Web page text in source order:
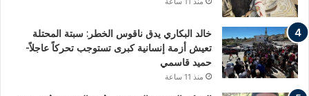
خالد البكاري يدق ناقوس الخطر: سبتة المحتلة
تعيش أزمة إنسانية كبرى تستوجب تحركاً عاجلاً-
حميد قاسمي
منذ 11 ساعة